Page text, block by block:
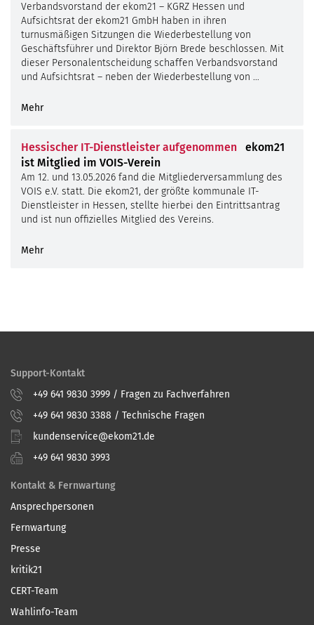
Verbandsvorstand der ekom21 – KGRZ Hessen und
Aufsichtsrat der ekom21 GmbH haben in ihren
turnusmäßigen Sitzungen die Wiederbestellung von
Geschäftsführer und Direktor Björn Brede beschlossen. Mit
dieser Personalentscheidung schaffen Verbandsvorstand
und Aufsichtsrat – neben der Wiederbestellung von …
Mehr
Hessischer IT-Dienstleister aufgenommen
ekom21
ist Mitglied im VOIS-Verein
Am 12. und 13.05.2026 fand die Mitgliederversammlung des
VOIS e.V. statt. Die ekom21, der größte kommunale IT-
Dienstleister in Hessen, stellte hierbei den Eintrittsantrag
und ist nun offizielles Mitglied des Vereins.
Mehr
Support-Kontakt
+49 641 9830 3999 / Fragen zu Fachverfahren
+49 641 9830 3388 / Technische Fragen
kundenservice@ekom21.de
+49 641 9830 3993
Kontakt & Fernwartung
Ansprechpersonen
Fernwartung
Presse
kritik21
CERT-Team
Wahlinfo-Team